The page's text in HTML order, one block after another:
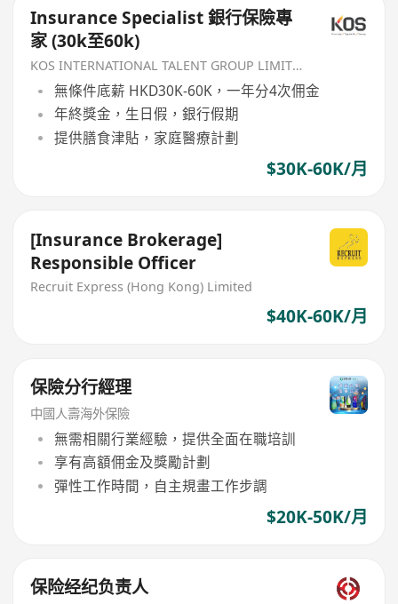
Insurance Specialist 銀行保險專
家 (30k至60k)
KOS INTERNATIONAL TALENT GROUP LIMITED
無條件底薪 HKD30K-60K，一年分4次佣金
年終獎金，生日假，銀行假期
提供膳食津貼，家庭醫療計劃
$30K-60K/月
[Insurance Brokerage]
Responsible Officer
Recruit Express (Hong Kong) Limited
$40K-60K/月
保險分行經理
中國人壽海外保險
無需相關行業經驗，提供全面在職培訓
享有高額佣金及獎勵計劃
彈性工作時間，自主規畫工作步調
$20K-50K/月
保险经纪负责人